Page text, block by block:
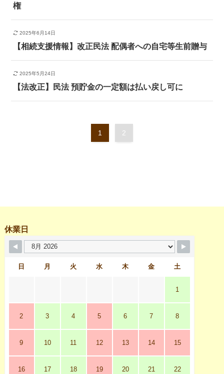
権
2025年6月14日
【相続支援情報】改正民法 配偶者への自宅等生前贈与
2025年5月24日
【法改正】民法 預貯金の一定額は払い戻し可に
1 2
休業日
日 月 火 水 木 金 土
1
2 3 4 5 6 7 8
9 10 11 12 13 14 15
16 17 18 19 20 21 22